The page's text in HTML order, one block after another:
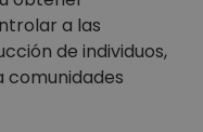
a las
de individuos,
comunidades